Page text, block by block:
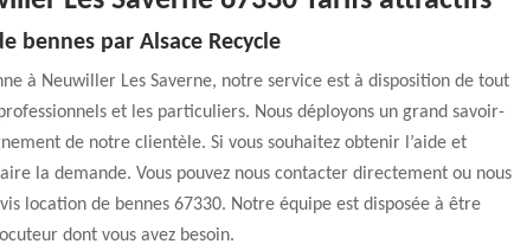
bennes par Alsace Recycle
à Neuwiller Les Saverne, notre service est à disposition de tout
et les particuliers. Nous déployons un grand savoir-
de notre clientèle. Si vous souhaitez obtenir l’aide et
la demande. Vous pouvez nous contacter directement ou nous
location de bennes 67330. Notre équipe est disposée à être
dont vous avez besoin.